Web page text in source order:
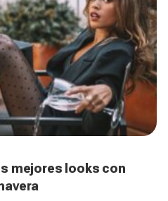
mejores looks con